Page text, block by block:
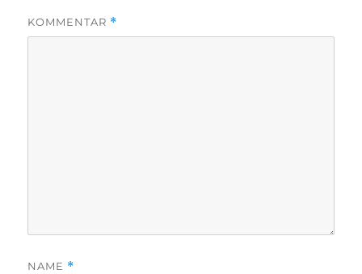
KOMMENTAR *
NAME *